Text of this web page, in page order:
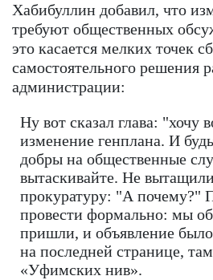
Хабибуллин добавил, что
требуют общественных
это касается мелких точек
самостоятельного решения
администрации:
Ну вот сказал глава: "хочу
изменение генплана. И
добры на общественные
вытаскивайте. Не
прокуратуру: "А почему?"
провести формально: мы
пришли, и объявление
на последней странице,
«Уфимских нив».